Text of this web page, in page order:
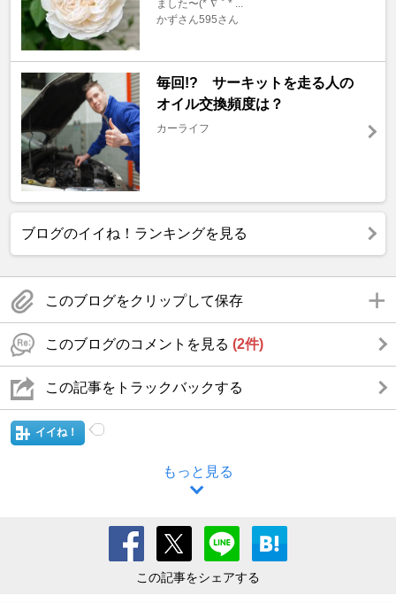
ました〜(*´∇｀* ...
かずさん595さん
毎回!? サーキットを走る人の
オイル交換頻度は？
カーライフ
ブログのイイね！ランキングを見る
このブログをクリップして保存
このブログのコメントを見る (2件)
この記事をトラックバックする
イイね！
もっと見る
この記事をシェアする